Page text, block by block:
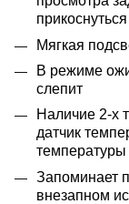
Мягкая
В режиме
слепит
Наличие 2-х
датчик
Запоминает
внезапном